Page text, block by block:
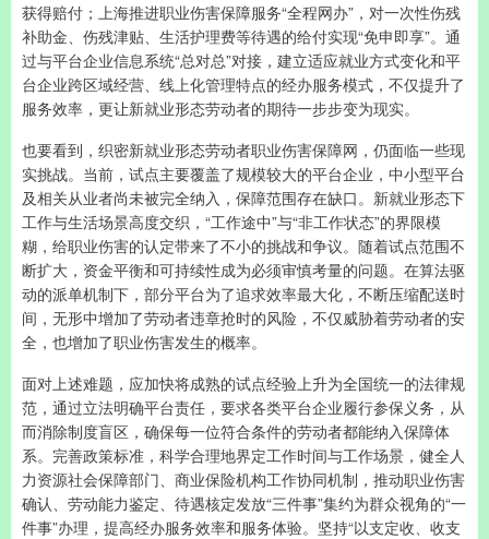
获得赔付；上海推进职业伤害保障服务“全程网办”，对一次性伤残
补助金、伤残津贴、生活护理费等待遇的给付实现“免申即享”。通
过与平台企业信息系统“总对总”对接，建立适应就业方式变化和平
台企业跨区域经营、线上化管理特点的经办服务模式，不仅提升了
服务效率，更让新就业形态劳动者的期待一步步变为现实。
也要看到，织密新就业形态劳动者职业伤害保障网，仍面临一些现
实挑战。当前，试点主要覆盖了规模较大的平台企业，中小型平台
及相关从业者尚未被完全纳入，保障范围存在缺口。新就业形态下
工作与生活场景高度交织，“工作途中”与“非工作状态”的界限模
糊，给职业伤害的认定带来了不小的挑战和争议。随着试点范围不
断扩大，资金平衡和可持续性成为必须审慎考量的问题。在算法驱
动的派单机制下，部分平台为了追求效率最大化，不断压缩配送时
间，无形中增加了劳动者违章抢时的风险，不仅威胁着劳动者的安
全，也增加了职业伤害发生的概率。
面对上述难题，应加快将成熟的试点经验上升为全国统一的法律规
范，通过立法明确平台责任，要求各类平台企业履行参保义务，从
而消除制度盲区，确保每一位符合条件的劳动者都能纳入保障体
系。完善政策标准，科学合理地界定工作时间与工作场景，健全人
力资源社会保障部门、商业保险机构工作协同机制，推动职业伤害
确认、劳动能力鉴定、待遇核定发放“三件事”集约为群众视角的“一
件事”办理，提高经办服务效率和服务体验。坚持“以支定收、收支